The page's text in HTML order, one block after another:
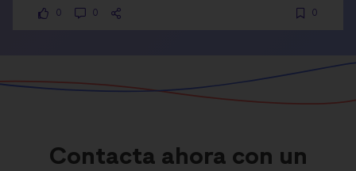
0 0 0
Contacta ahora con un